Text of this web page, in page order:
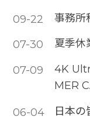
09-22 事務所
07-30 夏季休
07-09
4K
MER
06-04 日本の